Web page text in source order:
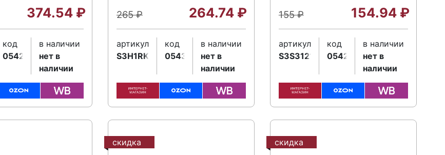
374.54 ₽
код
054210
в наличии
нет в
наличии
265₽ 264.74 ₽
артикул
S3H1RK2
код
054341
в наличии
нет в
наличии
155₽ 154.94 ₽
артикул
S3S3121
код
054230
в наличии
нет в
наличии
скидка скидка